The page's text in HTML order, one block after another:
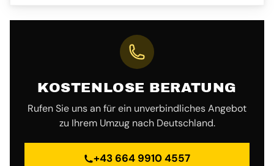
KOSTENLOSE BERATUNG
Rufen Sie uns an für ein unverbindliches Angebot
zu Ihrem Umzug nach Deutschland.
+43 664 9910 4557